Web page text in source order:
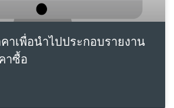
าเพื่อนำไปประกอบรายงาน
าซื้อ